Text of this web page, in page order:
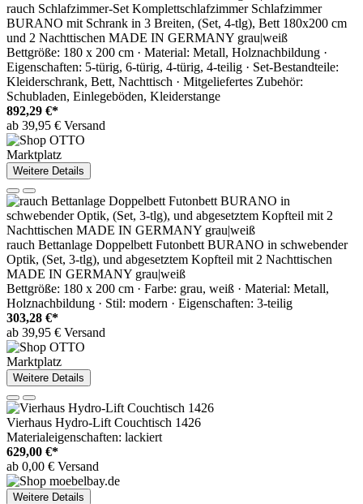
rauch Schlafzimmer-Set Komplettschlafzimmer Schlafzimmer
BURANO mit Schrank in 3 Breiten, (Set, 4-tlg), Bett 180x200 cm
und 2 Nachttischen MADE IN GERMANY grau|weiß
Bettgröße: 180 x 200 cm · Material: Metall, Holznachbildung ·
Eigenschaften: 5-türig, 6-türig, 4-türig, 4-teilig · Set-Bestandteile:
Kleiderschrank, Bett, Nachttisch · Mitgeliefertes Zubehör:
Schubladen, Einlegeböden, Kleiderstange
892,29 €*
ab 39,95 € Versand
Marktplatz
Weitere Details
rauch Bettanlage Doppelbett Futonbett BURANO in schwebender
Optik, (Set, 3-tlg), und abgesetztem Kopfteil mit 2 Nachttischen
MADE IN GERMANY grau|weiß
Bettgröße: 180 x 200 cm · Farbe: grau, weiß · Material: Metall,
Holznachbildung · Stil: modern · Eigenschaften: 3-teilig
303,28 €*
ab 39,95 € Versand
Marktplatz
Weitere Details
Vierhaus Hydro-Lift Couchtisch 1426
Materialeigenschaften: lackiert
629,00 €*
ab 0,00 € Versand
Weitere Details